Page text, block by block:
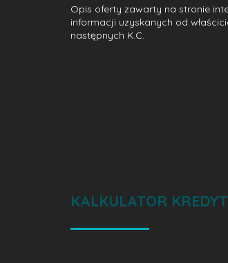
Opis oferty zawarty na stronie
informacji uzyskanych od
następnych K.C.
KALKULATOR